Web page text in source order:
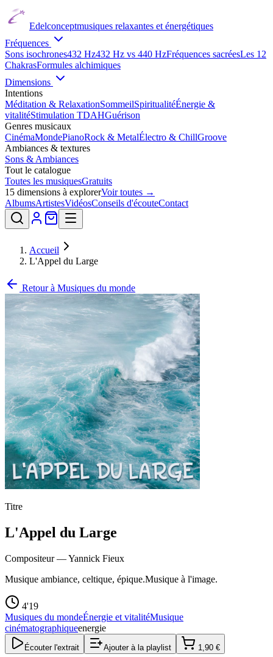
Edelconceptmusiques relaxantes et énergétiques
Fréquences
Sons isochrones432 Hz432 Hz vs 440 HzFréquences sacréesLes 12
ChakrasFormules alchimiques
Dimensions
Intentions
Méditation & RelaxationSommeilSpiritualitéÉnergie &
vitalitéStimulation TDAHGuérison
Genres musicaux
CinémaMondePianoRock & MetalÉlectro & ChillGroove
Ambiances & textures
Sons & Ambiances
Tout le catalogue
Toutes les musiquesGratuits
15 dimensions à explorerVoir toutes →
AlbumsArtistesVidéosConseils d'écouteContact
Accueil
L'Appel du Large
Retour à Musiques du monde
Titre
L'Appel du Large
Compositeur —Yannick Fieux
Musique ambiance, celtique, épique.Musique à l'image.
4'19
Musiques du mondeÉnergie et vitalitéMusique
cinématographiqueenergie
Écouter l'extrait Ajouter à la playlist 1,90 €